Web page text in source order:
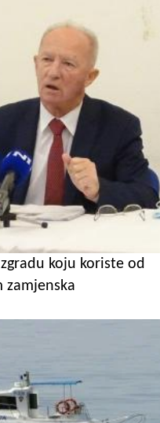
koju koriste od
zamjenska